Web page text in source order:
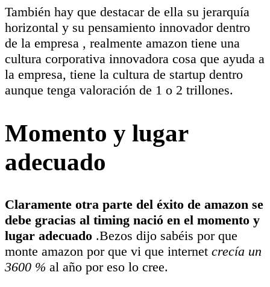
También hay que destacar de ella su jerarquía
horizontal y su pensamiento innovador dentro
de la empresa , realmente amazon tiene una
cultura corporativa innovadora cosa que ayuda a
la empresa, tiene la cultura de startup dentro
aunque tenga valoración de 1 o 2 trillones.
Momento y lugar
adecuado
Claramente otra parte del éxito de amazon se
debe gracias al timing nació en el momento y
lugar adecuado .Bezos dijo sabéis por que
monte amazon por que vi que internet crecía un
3600 % al año por eso lo cree.